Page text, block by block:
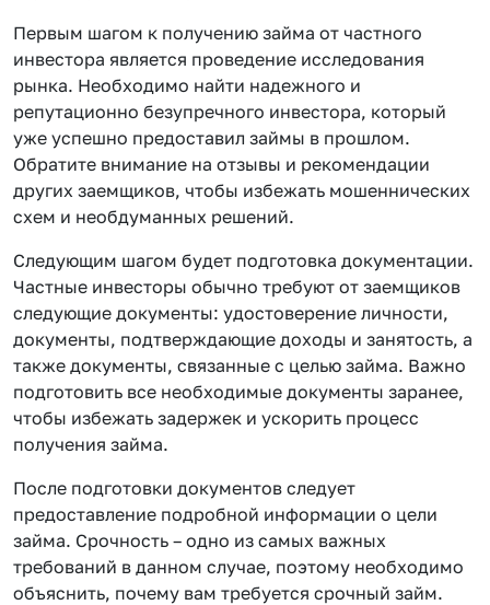
Первым шагом к получению займа от частного
инвестора является проведение исследования
рынка. Необходимо найти надежного и
репутационно безупречного инвестора, который
уже успешно предоставил займы в прошлом.
Обратите внимание на отзывы и рекомендации
других заемщиков, чтобы избежать мошеннических
схем и необдуманных решений.
Следующим шагом будет подготовка документации.
Частные инвесторы обычно требуют от заемщиков
следующие документы: удостоверение личности,
документы, подтверждающие доходы и занятость, а
также документы, связанные с целью займа. Важно
подготовить все необходимые документы заранее,
чтобы избежать задержек и ускорить процесс
получения займа.
После подготовки документов следует
предоставление подробной информации о цели
займа. Срочность – одно из самых важных
требований в данном случае, поэтому необходимо
объяснить, почему вам требуется срочный займ.